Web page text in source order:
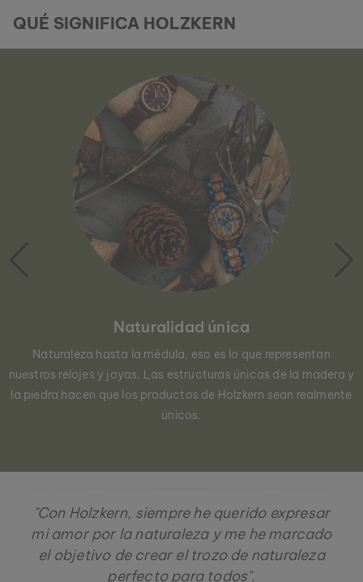
QUÉ SIGNIFICA HOLZKERN
Naturalidad única
Naturaleza hasta la médula, eso es lo que representan
nuestros relojes y joyas. Las estructuras únicas de la madera y
la piedra hacen que los productos de Holzkern sean realmente
únicos.
"Con Holzkern, siempre he querido expresar
mi amor por la naturaleza y me he marcado
el objetivo de crear el trozo de naturaleza
perfecto para todos".